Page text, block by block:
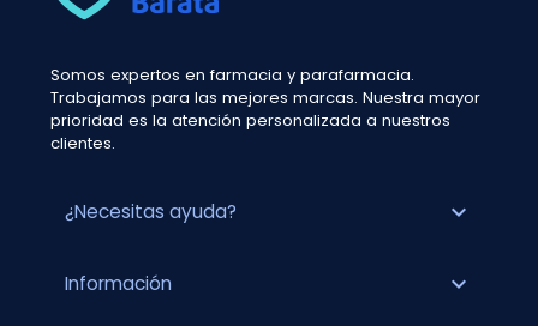
Somos expertos en farmacia y parafarmacia.
Trabajamos para las mejores marcas. Nuestra mayor
prioridad es la atención personalizada a nuestros
clientes.
¿Necesitas ayuda? expand_more
Información expand_more